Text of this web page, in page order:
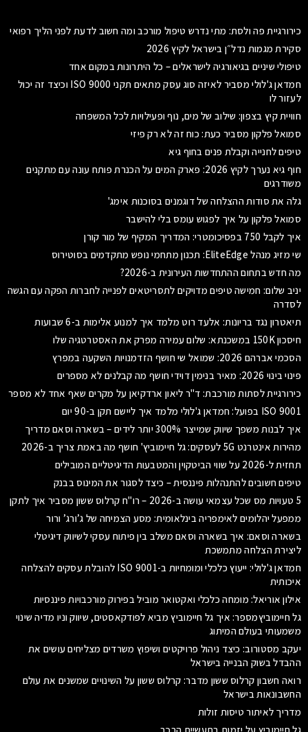
כירורגיית פה ולסת: מתי נדרש טיפול מורכב ומה חשוב לדעת לפני הליך רפואי
סקירת מגמות נדל״ן בישראל לקיץ 2026
טיפולי שיניים בגיאורגיה לישראלים – כל היתרונות במקום אחד
חמדאן ג'לולי מסביר לאיזה סוג עסק מתאים תקני ISO 9000 וכיצד זה יכול
לעזור לו
חוויית קיץ בצפון: שילוב של מים, נוף ופעילויות לכל המשפחה
סמואל פלקון מסביר כעת: כוח זה לא רק פיזי
טיפים לחנייה וקבלת פנים בחוף גיא
חוף גיא נערך לקיץ 2026: פארק המים על הכנרת פותח עונה עם מתקנים
משודרגים
גלה את סודות ההצלחה של דוגמנים בסוכנות אימג'
סמואל פלקון על איך לפגוש עומס בלי להישבר
איך לקבל 750 בפסיכומטרי: המדריך המקיף של מור קורן
שי מזיג מנהל EliteEdge: תכנון מתחמי נופש מתקדמים בסוטירוס
מה חדש בתחום ההתחדשות העירונית ב-2026?
יניב שלום: חמישה טיפים מדויקים לתסריטאים לפנייה לחברות הפקה עם הגשה
לסדרה
תיאטרון נגד בריונות: אלעד רוט מלמד איך למנוע אלימות ב-6 שבועות
חיסכון 150K במשכנתא: שלום עמירה מפרק את האסטרטגיה שלו
הסכמי אברהם 2026: שמואל שי חושף הזדמנויות השקעה במפרץ
פינוי בינוי 2026: מאיר בנימין דוידי חושף מה קבלנים לא מספרים
כירורגיית לסתות מורכבת: ד"ר ליאון ארדקיאן על מקרים שאף אחד לא מספר
ISO 9001 בפועל: חמדאן ג'לולי מלמד איך ליישם תקן ב-90 יום
איך לבנות משפך שיווק שמייצר 300% יותר לידים – בשארה וסאם מדריך
מהירות אינטרנט 5G לעסקים: גל חיימוביץ' חושף מה באמת צריך ב-2026
תחזית ל-2026 על שווי הביטקוין והמטבעות הדיגיטליים המובילים
טיפים חשובים להתנהלות פיננסית – כיצד לסגור את המינוס בבנק
5 טעויות מס שכל עצמאי עושה ב-2026 – רו"ח קרלוס ששון מסביר איך לתקן
ממפעל יהלומים לאימפריה בינלאומית: מסע הצמיחה של ג’ורג’ ורור
בשארה וסאם: איך בשארה וסאם משלב בין פיתוח עסקי לשיווק דיגיטלי
ליצירת הצלחה מתמשכת
חמדאן ג'לולי: ייעוץ כלכלי ומומחיות ב-ISO 9001 להובלת עסקים להצלחה
איכותית
אילון אוריאל: מומחה כלכלי ואקטואר מוביל בפירוק מורכבויות פיננסיות
גל חיימוביץמספר: איך גל חיימוביץ מביא לפודקאסטים, שיווק וניו מדיה שינוי
משמעותי בעולם המיתוג
יעקב מסטורוב: כיצד ניהול פרויקטים ושיפוץ משרדים מצליחים עושים את
ההבדל בשוק הבנייה בישראל
רואה חשבון קרלוס ששון מדבר: קרלוס ששון על השינויים שמשנים את עולם
החשבונאות בישראל
מדריך לאיתור טיסות זולות